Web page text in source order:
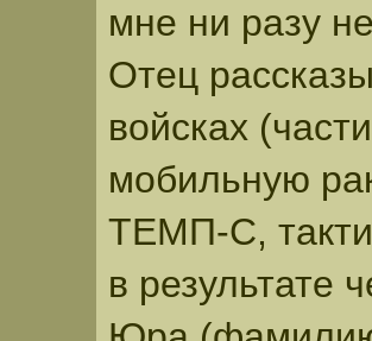
мне ни разу
Отец
войсках
мобильную
ТЕМП-С,
в результате